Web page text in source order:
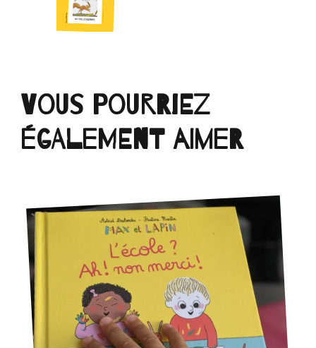
Vous pourriez
également aimer